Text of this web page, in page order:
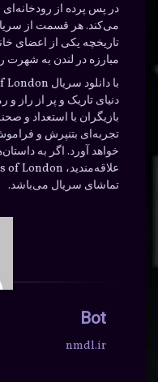
در پس پرده از
می‌کند. هر قسمت از
مبارزه در لندن به شهرت
دنیای تاریک و پر از راز
بازیگران با استعداد و
تجربه‌ای بتنپرش و
خواهد آورد. اگر به
تماشای سریال می‌باشد.
Bot
nmdl.ir